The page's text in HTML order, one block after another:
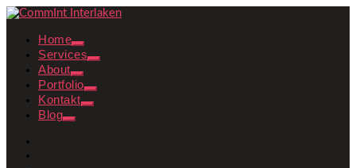
Home
Services
About
Portfolio
Kontakt
Blog